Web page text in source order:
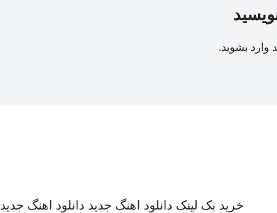
وارد بشوید.
خرید بک لینک دانلود اهنگ جدید دانلود اهنگ جدید